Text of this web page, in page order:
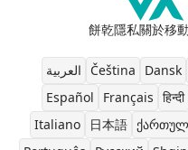
餅乾隱私關於移
العربية
Čeština Dansk
Español
Français हिन्दी
Italiano
日本語